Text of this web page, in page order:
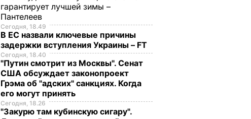
гарантирует лучшей зимы –
Пантелеев
Сегодня, 18.49
В ЕС назвали ключевые причины
задержки вступления Украины – FT
Сегодня, 18.40
"Путин смотрит из Москвы". Сенат
США обсуждает законопроект
Грэма об "адских" санкциях. Когда
его могут принять
Сегодня, 18.26
"Закурю там кубинскую сигару".